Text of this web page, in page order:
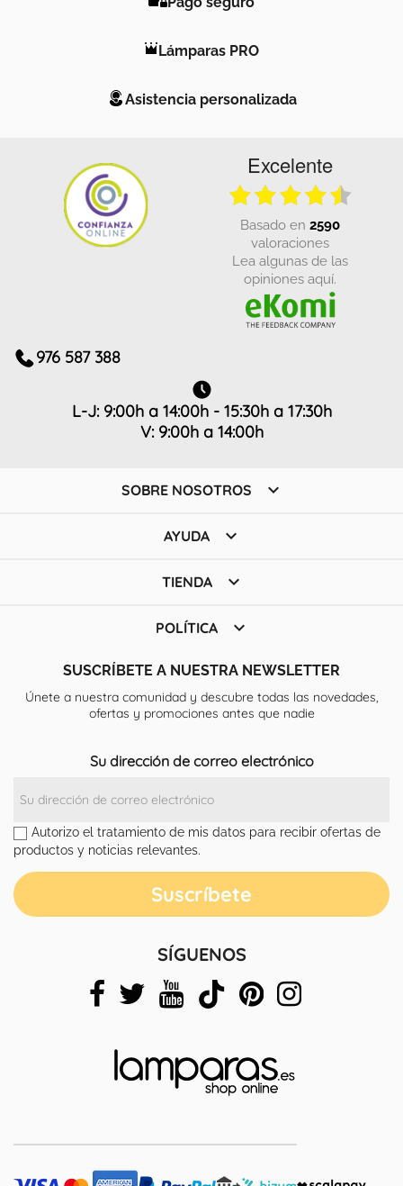
Lámparas PRO
Asistencia personalizada
Excelente
basado en 2590
valoraciones
Lea algunas de las
opiniones aquí.
976 587 388
L-J: 9:00h a 14:00h - 15:30h a 17:30h
V: 9:00h a 14:00h
SOBRE NOSOTROS 
AYUDA 
TIENDA 
POLÍTICA 
SUSCRÍBETE A NUESTRA NEWSLETTER
Únete a nuestra comunidad y descubre todas las novedades,
ofertas y promociones antes que nadie
Su dirección de correo electrónico
Autorizo el tratamiento de mis datos para recibir ofertas de
productos y noticias relevantes.
SÍGUENOS